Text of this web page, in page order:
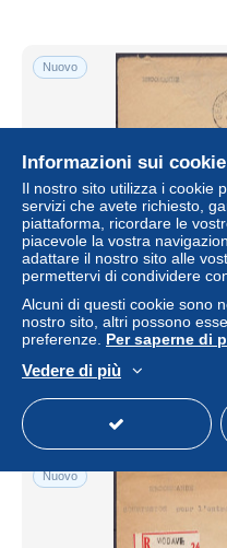
Nuovo
Env. recommandée affr.
7-1952
±
Stato
Nuovo
Informazioni sui cookie
Il nostro sito utilizza i cookie
servizi che avete richiesto,
piattaforma, ricordare le
piacevole la vostra
adattare il nostro sito alle
permettervi di condividere
Alcuni di questi cookie sono
nostro sito, altri possono
preferenze. Per saperne di
Vedere di più